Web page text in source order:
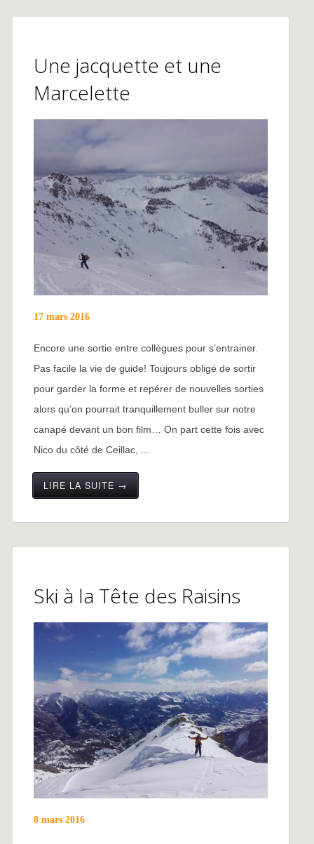
Une jacquette et une
Marcelette
17 mars 2016
Encore une sortie entre collègues pour s’entrainer.
Pas facile la vie de guide! Toujours obligé de sortir
pour garder la forme et repérer de nouvelles sorties
alors qu’on pourrait tranquillement buller sur notre
canapé devant un bon film… On part cette fois avec
Nico du côté de Ceillac, ...
LIRE LA SUITE →
Ski à la Tête des Raisins
8 mars 2016